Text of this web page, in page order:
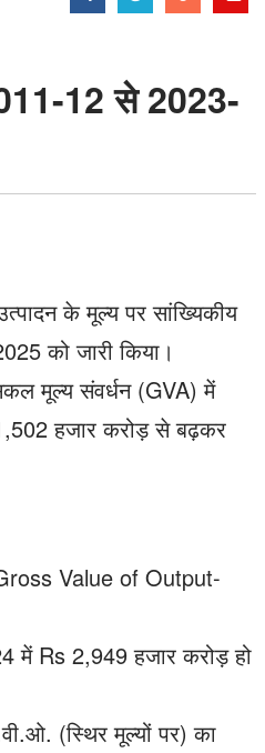
12 से 2023-
के मूल्य पर सांख्यिकीय
को जारी किया।
मूल्य संवर्धन (GVA) में
हजार करोड़ से बढ़कर
Value of Output-
Rs 2,949 हजार करोड़ हो
(स्थिर मूल्यों पर) का